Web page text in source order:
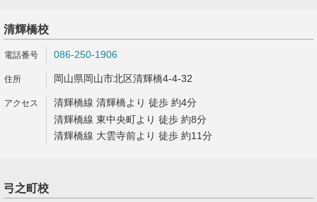
清輝橋校
086-250-1906
岡山県岡山市北区清輝橋4-4-32
清輝橋線 清輝橋より 徒歩 約4分
清輝橋線 東中央町より 徒歩 約8分
清輝橋線 大雲寺前より 徒歩 約11分
弓之町校